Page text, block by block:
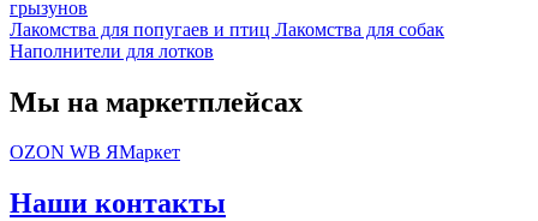
грызунов
Лакомства для попугаев и птиц Лакомства для собак
Наполнители для лотков
Мы на маркетплейсах
OZON WB ЯМаркет
Наши контакты